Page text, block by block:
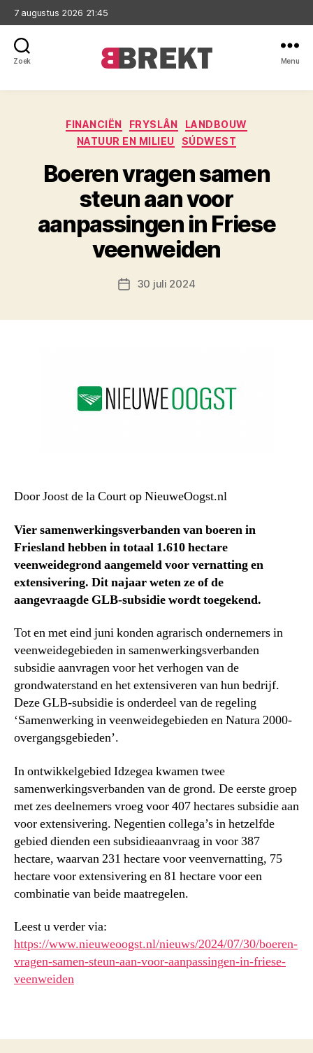
7 augustus 2026 21:45
Zoek Menu
Categorieën
FINANCIËN FRYSLÂN
LANDBOUW
NATUUR EN MILIEU
SÚDWEST
Boeren vragen samen
steun aan voor
aanpassingen in Friese
veenweiden
Berichtdatum
30 juli 2024
Door Joost de la Court op NieuweOogst.nl
Vier samenwerkingsverbanden van boeren in
Friesland hebben in totaal 1.610 hectare
veenweidegrond aangemeld voor vernatting en
extensivering. Dit najaar weten ze of de
aangevraagde GLB-subsidie wordt toegekend.
Tot en met eind juni konden agrarisch ondernemers in
veenweidegebieden in samenwerkingsverbanden
subsidie aanvragen voor het verhogen van de
grondwaterstand en het extensiveren van hun bedrijf.
Deze GLB-subsidie is onderdeel van de regeling
‘Samenwerking in veenweidegebieden en Natura 2000-
overgangsgebieden’.
In ontwikkelgebied Idzegea kwamen twee
samenwerkingsverbanden van de grond. De eerste groep
met zes deelnemers vroeg voor 407 hectares subsidie aan
voor extensivering. Negentien collega’s in hetzelfde
gebied dienden een subsidieaanvraag in voor 387
hectare, waarvan 231 hectare voor veenvernatting, 75
hectare voor extensivering en 81 hectare voor een
combinatie van beide maatregelen.
Leest u verder via:
https://www.nieuweoogst.nl/nieuws/2024/07/30/boeren-
vragen-samen-steun-aan-voor-aanpassingen-in-friese-
veenweiden